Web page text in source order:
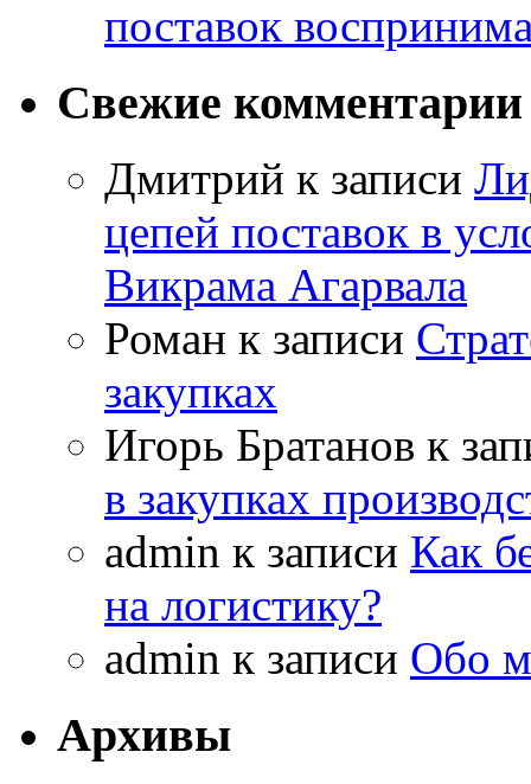
поставок
Свежие комментарии
Дмитрий к записи
цепей поставок в
Викрама Агарвала
Роман к записи
закупках
Игорь Братанов к
в закупках
admin к записи Как
на логистику?
admin к записи Обо
Архивы